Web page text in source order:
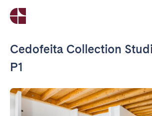
Cedofeita Collection
P1